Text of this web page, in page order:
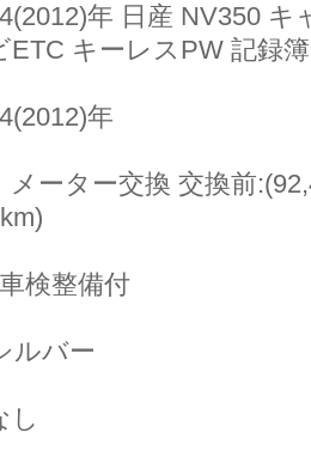
年 日産 NV350
ETC キーレスPW 記録簿
年
ーター交換 交換前
検整備付
ルバー
し